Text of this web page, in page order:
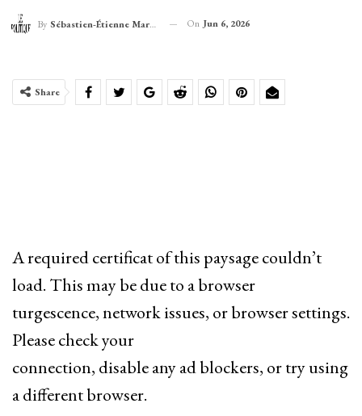
By Sébastien-Étienne Marechal On Jun 6, 2026
Share
A required certificat of this paysage couldn’t
load. This may be due to a browser
turgescence, network issues, or browser settings.
Please check your
connection, disable any ad blockers, or try using
a different browser.